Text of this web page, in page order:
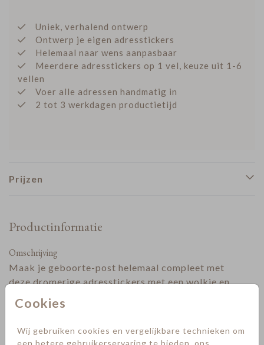
Cookies
Wij gebruiken cookies en vergelijkbare technieken om
een betere gebruikerservaring te bieden, ons
Uniek, verhalend ontwerp
Ontwerp je eigen adresstickers
Helemaal naar wens aanpasbaar
Meerdere adresstickers op 1 vel, keuze uit 1-6
vellen
Voer alle adressen handmatig in
2 tot 3 werkdagen productietijd
Prijzen
Productinformatie
Omschrijving
Maak je geboorte-post helemaal compleet met
deze dromerige adresstickers met een wolkje en
luchtballon. De stickers zijn 97x45 mm en hebben
rechte hoeken. Ze passen perfect bij het
envelop een zachte, neutrale en stijlvolle
Toon meer